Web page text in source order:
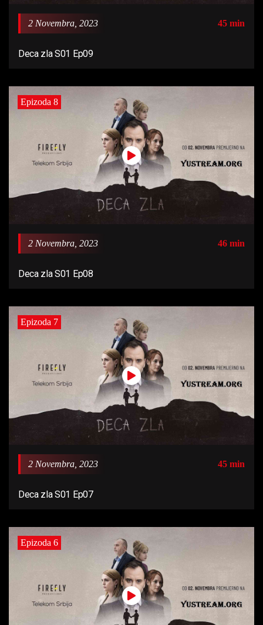
2 Novembra, 2023 45 min
Deca zla S01 Ep09
Epizoda 8
2 Novembra, 2023 46 min
Deca zla S01 Ep08
Epizoda 7
2 Novembra, 2023 45 min
Deca zla S01 Ep07
Epizoda 6